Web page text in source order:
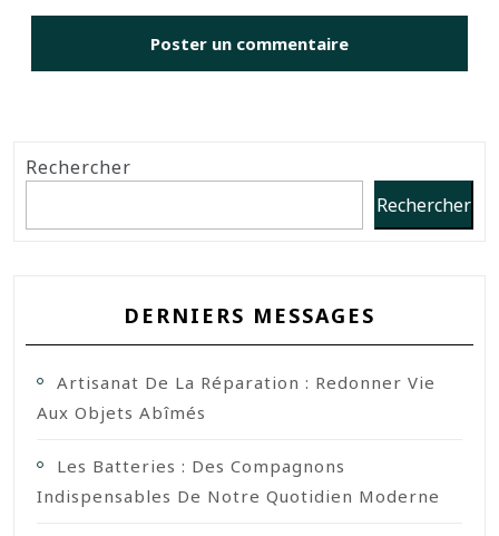
Rechercher
Rechercher
DERNIERS MESSAGES
Artisanat De La Réparation : Redonner Vie
Aux Objets Abîmés
Les Batteries : Des Compagnons
Indispensables De Notre Quotidien Moderne